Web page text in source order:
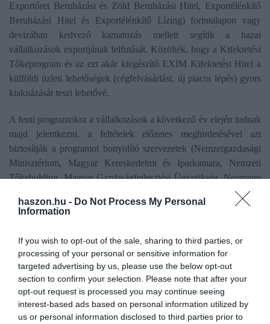
haszon.hu - Do Not Process My Personal
Information
If you wish to opt-out of the sale, sharing to third parties, or
processing of your personal or sensitive information for
targeted advertising by us, please use the below opt-out
section to confirm your selection. Please note that after your
opt-out request is processed you may continue seeing
interest-based ads based on personal information utilized by
us or personal information disclosed to third parties prior to
Exportőrei Beruházási és Zöld Beruházási Hitel, Exportélénkítő
Beruházási Hitel és Exportélénkítő Lízing) forintalapon vagy
devizában kedvező kamatozás mellett segítik a hazai
vállalkozások exportjának felfutását. Közölték, hogy a Kifektetési
Tőkeprogram és az ezt akár kiegészítő EXIM Kifektetési Hitel a
külföldi üzleti lehetőségek (cégfelvásárlást, új piacra lépés) gyors
kiaknázását teszi lehetővé.
A fenti programokra a vállalkozások a következő év elején tudnak
majd jelentkezni, a feltételek előzetes meghirdetésével azt
biztosítják a programot bonyolító szervezetek (Nemzetgazdasági
Minisztérium, Magyar Kereskedelmi és Iparkamara, Nemzeti
Tőkeholding, Magyar Gazdaságfejlesztési Ügynökség, Neumann
Technológiai Platform, EXIM Magyarország), hogy a
vállalkozásoknak kellő ideje legyen a feltételek megismerésére és
A programok részleteit és a pontos menetrendeket a Demján
Sándor Program honlapján, valamint a közreműködő
szervezetek, illetve a vállalkozásfejlesztési partnerek
internetes oldalain találhatják meg a lehetőség iránt
érdeklődő vállalkozások.